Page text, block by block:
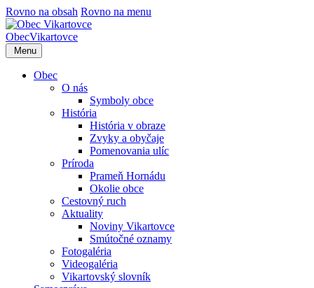
Rovno na obsah Rovno na menu
ObecVikartovce
Menu
Obec
O nás
Symboly obce
História
História v obraze
Zvyky a obyčaje
Pomenovania ulíc
Príroda
Prameň Hornádu
Okolie obce
Cestovný ruch
Aktuality
Noviny Vikartovce
Smútočné oznamy
Fotogaléria
Videogaléria
Vikartovský slovník